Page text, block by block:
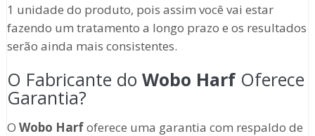
1 unidade do produto, pois assim você vai estar
fazendo um tratamento a longo prazo e os resultados
serão ainda mais consistentes.
O Fabricante do Wobo HarfOferece
Garantia?
O Wobo Harfoferece uma garantia com respaldo de